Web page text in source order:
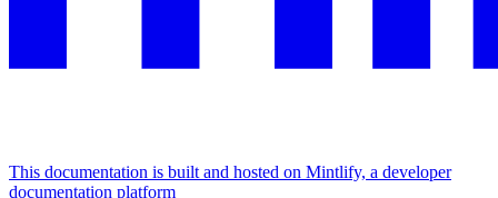
This documentation is built and hosted on Mintlify, a developer
documentation platform